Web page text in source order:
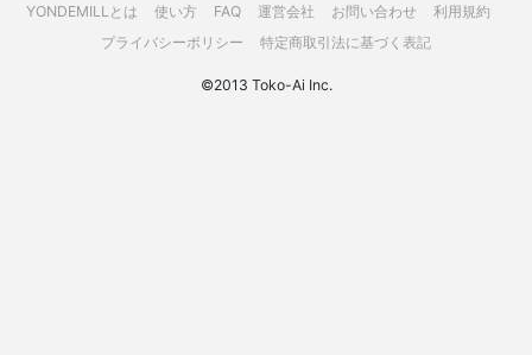
YONDEMILLとは 使い方 FAQ 運営会社 お問い合わせ
利用規約
プライバシーポリシー
特定商取引法に基づく表記
©2013 Toko-Ai Inc.